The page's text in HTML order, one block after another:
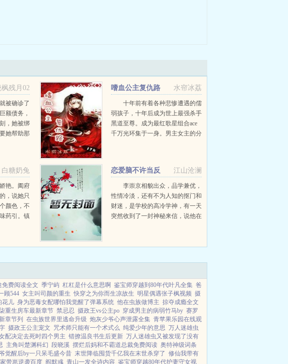
枫残月02
被确诊了
额债务，
，她被绑
她帮助那
...
水帘冰荔
嗜血公主复仇路
十年前有着各种悲惨遭遇的儒
弱孩子，十年后成为世上最强杀手
黑道至尊。成为最红歌星组合ace
千万光环集于一身。男主女主的分
白糖奶兔
艳。阖府
，说她只
颜色，不
药引。镇
江山沧澜
恋爱脑不许当反
派！李崇京相貌出众，品学兼优，
性情冷淡，还有不为人知的抠门和
财迷，是学校的高冷学神，有一天
突然收到了一封神秘来信，说他在
甚至去死。李崇京呵呵。不久后，
费阅读全文 季宁屿 杠杠是什么意思啊 鉴宝师穿越到80年代叶凡全集 爸
顾544 女主叫司颜的重生 快穿之为你而生凉故生 明星偶遇张子枫视频 摄
花儿 身为恶毒女配哪怕我觉醒了弹幕系统 他在虫族做博主 掠夺成瘾全文
重生房车最新章节 禁忌忍 摄政王vs公主po 穿成男主的病弱竹马by 赛罗
章节列 在虫族世界里逃命升级 炮灰少爷心声泄露全集 青苹果乐园在线观
摄政王公主宠文 咒术师只能有一个术式么 纯爱少年的意思 万人迷雄虫
配决定去死时四个男主 错撩温良书生后更新 万人迷雄虫又被发现了没有
主角叫楚渊科幻 段晓溪 摆烂后妈和不霸道总裁免费阅读 奥特神级词条
觉醒后by一只呆毛盛今昔 末世降临囤货千亿我在末世杀穿了 修仙我带有
带崽逆袭百度 阎默彧 青山一发全诗内容 鉴宝师穿越80年代护妻守女视